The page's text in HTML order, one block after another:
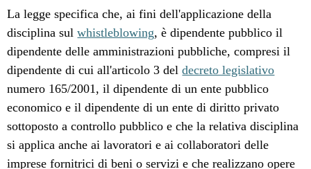
La legge specifica che, ai fini dell'applicazione della
disciplina sulwhistleblowing, è dipendente pubblico il
dipendente delle amministrazioni pubbliche, compresi il
dipendente di cui all'articolo 3 deldecreto legislativo
numero 165/2001, il dipendente di un ente pubblico
economico e il dipendente di un ente di diritto privato
sottoposto a controllo pubblico e che la relativa disciplina
si applica anche ai lavoratori e ai collaboratori delle
imprese fornitrici di beni o servizi e che realizzano opere